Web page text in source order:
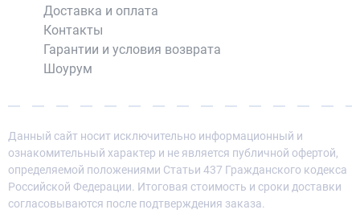
Доставка и оплата
Контакты
Гарантии и условия возврата
Шоурум
Данный сайт носит исключительно информационный и
ознакомительный характер и не является публичной офертой,
определяемой положениями Статьи 437 Гражданского кодекса
Российской Федерации. Итоговая стоимость и сроки доставки
согласовываются после подтверждения заказа.